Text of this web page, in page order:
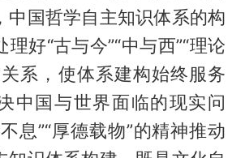
中国哲学自主知识体系的构
好“古与今”“中与西”“理论
系，使体系建构始终服务
中国与世界面临的现实问
息”“厚德载物”的精神推动